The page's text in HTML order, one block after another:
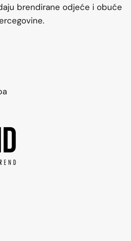
brendirane odjeće i obuće